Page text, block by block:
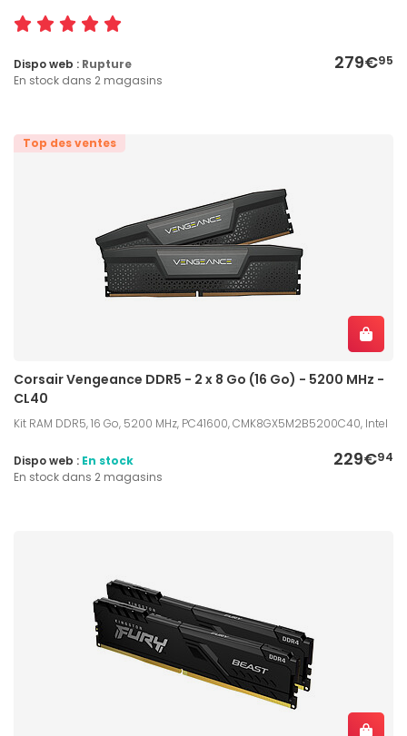
279€95
Dispo web : Rupture
En stock dans 2 magasins
Top des ventes
Corsair Vengeance DDR5 - 2 x 8 Go (16 Go) - 5200 MHz -
CL40
Kit RAM DDR5, 16 Go, 5200 MHz, PC41600, CMK8GX5M2B5200C40, Intel
229€94
Dispo web : En stock
En stock dans 2 magasins